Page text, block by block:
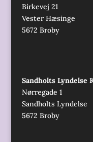
Birkevej 21
Vester Hæsinge
5672 Broby
Sandholts Lyndelse
Nørregade 1
Sandholts Lyndelse
5672 Broby